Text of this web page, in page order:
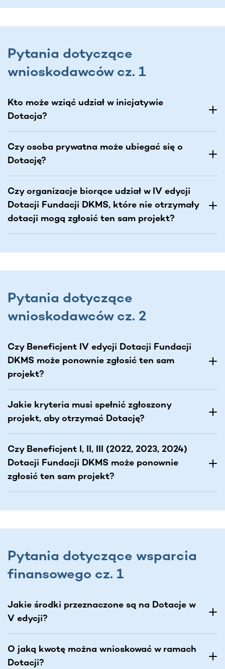
Pytania dotyczące
wnioskodawców cz. 1
Kto może wziąć udział w inicjatywie
Dotacja?
Czy osoba prywatna może ubiegać się o
Dotację?
Czy organizacje biorące udział w IV edycji
Dotacji Fundacji DKMS, które nie otrzymały
dotacji mogą zgłosić ten sam projekt?
Pytania dotyczące
wnioskodawców cz. 2
Czy Beneficjent IV edycji Dotacji Fundacji
DKMS może ponownie zgłosić ten sam
projekt?
Jakie kryteria musi spełnić zgłoszony
projekt, aby otrzymać Dotację?
Czy Beneficjent I, II, III (2022, 2023, 2024)
Dotacji Fundacji DKMS może ponownie
zgłosić ten sam projekt?
Pytania dotyczące wsparcia
finansowego cz. 1
Jakie środki przeznaczone są na Dotacje w
V edycji?
O jaką kwotę można wnioskować w ramach
Dotacji?